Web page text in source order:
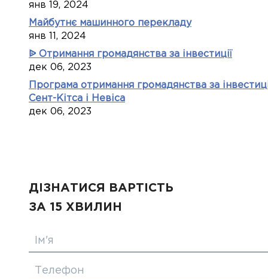
янв 19, 2024
Майбутнє машинного перекладу
янв 11, 2024
ᐉ Отримання громадянства за інвестиції
дек 06, 2023
Програма отримання громадянства за
Сент-Кітса і Невіса
дек 06, 2023
ДІЗНАТИСЯ ВАРТІСТЬ
ЗА 15 ХВИЛИН
Ім'я
Телефон